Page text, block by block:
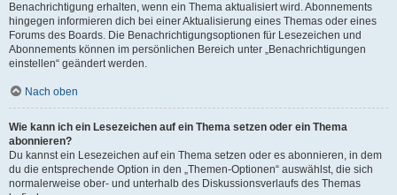
Benachrichtigung erhalten, wenn ein Thema aktualisiert wird. Abonnements
hingegen informieren dich bei einer Aktualisierung eines Themas oder eines
Forums des Boards. Die Benachrichtigungsoptionen für Lesezeichen und
Abonnements können im persönlichen Bereich unter „Benachrichtigungen
einstellen“ geändert werden.
Nach oben
Wie kann ich ein Lesezeichen auf ein Thema setzen oder ein Thema
abonnieren?
Du kannst ein Lesezeichen auf ein Thema setzen oder es abonnieren, in dem
du die entsprechende Option in den „Themen-Optionen“ auswählst, die sich
normalerweise ober- und unterhalb des Diskussionsverlaufs des Themas